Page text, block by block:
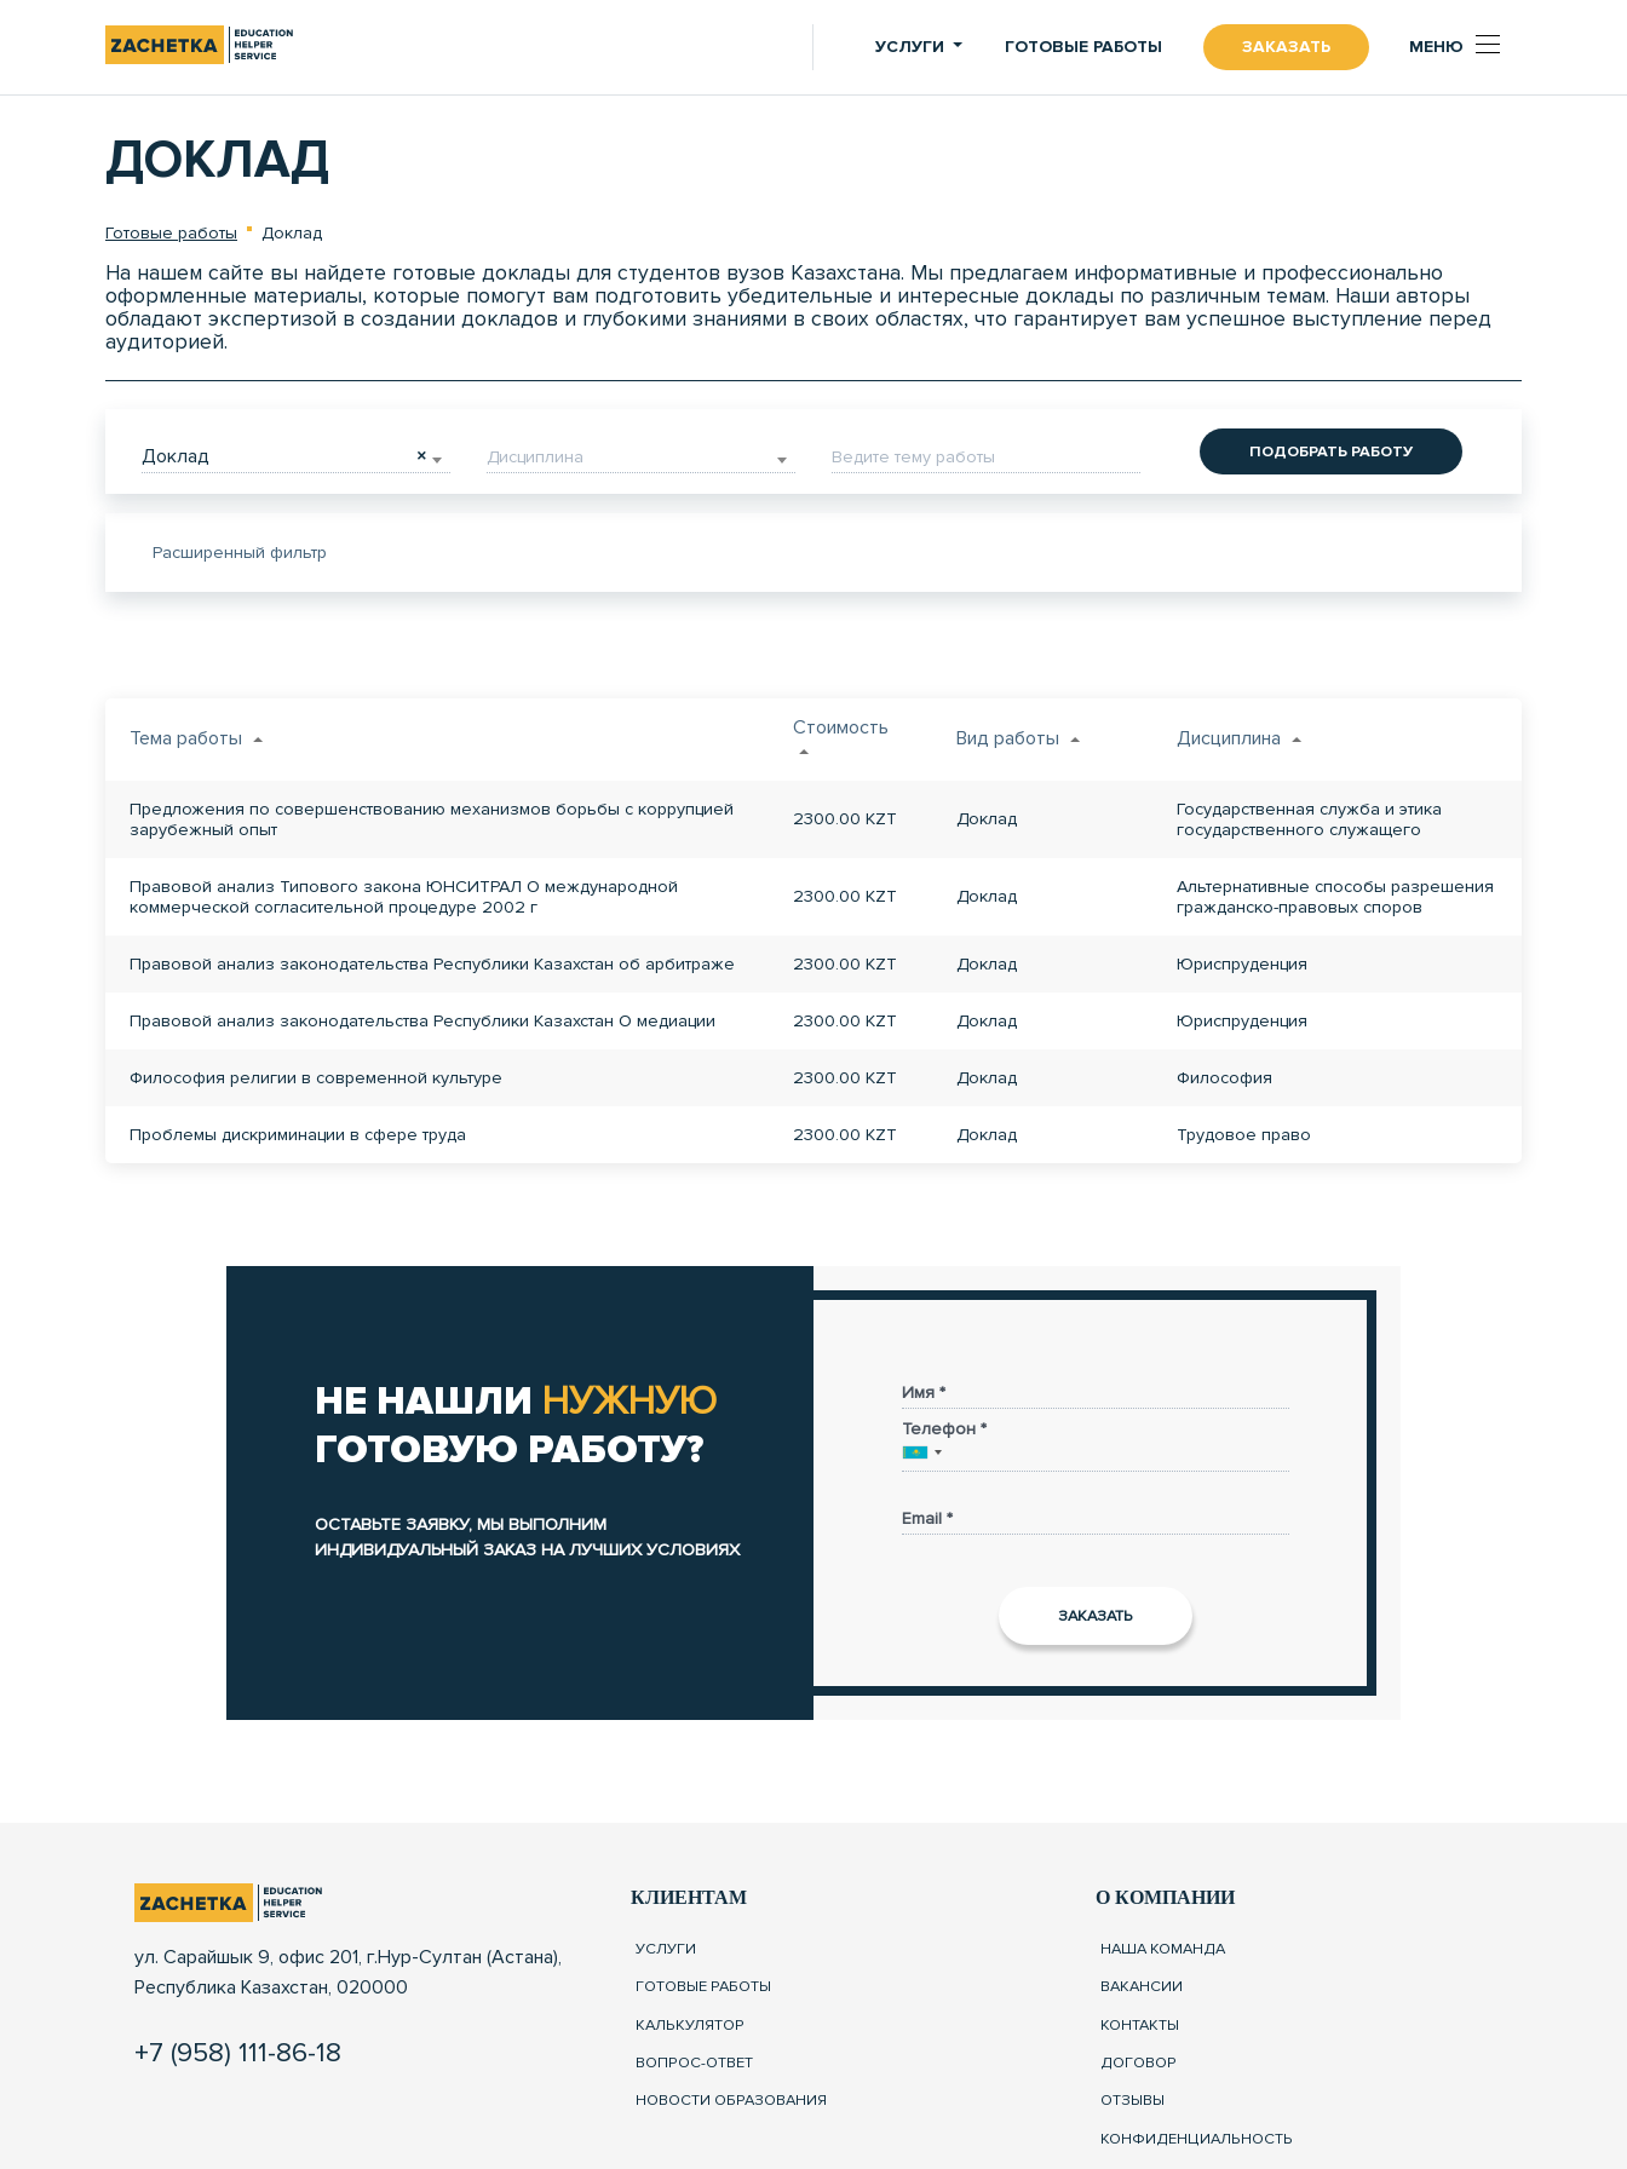
УСЛУГИ ГОТОВЫЕ РАБОТЫ ЗАКАЗАТЬ МЕНЮ
ДОКЛАД
Готовые работы Доклад
На нашем сайте вы найдете готовые доклады для студентов вузов Казахстана. Мы предлагаем информативные и профессионально
оформленные материалы, которые помогут вам подготовить убедительные и интересные доклады по различным темам. Наши авторы
обладают экспертизой в создании докладов и глубокими знаниями в своих областях, что гарантирует вам успешное выступление перед
аудиторией.
×
Доклад Дисциплина ПОДОБРАТЬ РАБОТУ
Расширенный фильтр
Тема работы Стоимость Вид работы Дисциплина
Предложения по совершенствованию механизмов борьбы с коррупцией
зарубежный опыт
2300.00 KZT Доклад
Государственная служба и этика
государственного служащего
Правовой анализ Типового закона ЮНСИТРАЛ О международной
коммерческой согласительной процедуре 2002 г
2300.00 KZT Доклад
Альтернативные способы разрешения
гражданско-правовых споров
Правовой анализ законодательства Республики Казахстан об арбитраже 2300.00 KZT Доклад Юриспруденция
Правовой анализ законодательства Республики Казахстан О медиации 2300.00 KZT Доклад Юриспруденция
Философия религии в современной культуре 2300.00 KZT Доклад Философия
Проблемы дискриминации в сфере труда 2300.00 KZT Доклад Трудовое право
НЕ НАШЛИ НУЖНУЮ
ГОТОВУЮ РАБОТУ?
ОСТАВЬТЕ ЗАЯВКУ, МЫ ВЫПОЛНИМ
ИНДИВИДУАЛЬНЫЙ ЗАКАЗ НА ЛУЧШИХ УСЛОВИЯХ
Имя *
Телефон *
Email *
ул. Сарайшык 9, офис 201, г.Нур-Султан (Астана),
Республика Казахстан, 020000
+7 (958) 111-86-18
КЛИЕНТАМ
УСЛУГИ
ГОТОВЫЕ РАБОТЫ
КАЛЬКУЛЯТОР
ВОПРОС-ОТВЕТ
НОВОСТИ ОБРАЗОВАНИЯ
О КОМПАНИИ
НАША КОМАНДА
ВАКАНСИИ
КОНТАКТЫ
ДОГОВОР
ОТЗЫВЫ
КОНФИДЕНЦИАЛЬНОСТЬ